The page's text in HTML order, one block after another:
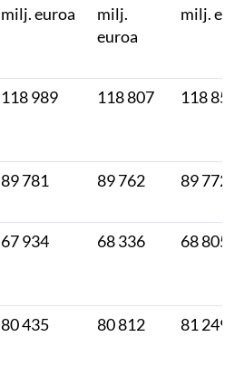
milj. euroa
milj.
euroa
milj.
118 989 118 807 118 859
89 781 89 762 89 772
67 934 68 336 68 805
80 435 80 812 81 249